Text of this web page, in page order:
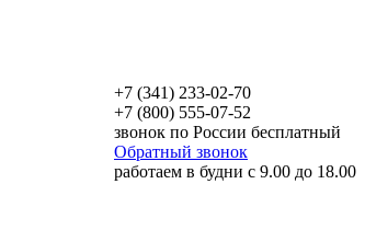
+7 (341) 233-02-70
+7 (800) 555-07-52
звонок по России бесплатный
Обратный звонок
работаем в будни с 9.00 до 18.00